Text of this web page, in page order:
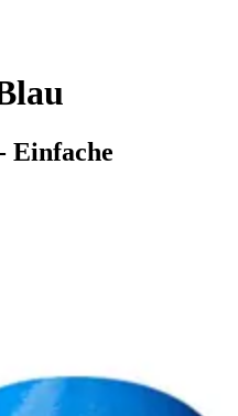
Einfache